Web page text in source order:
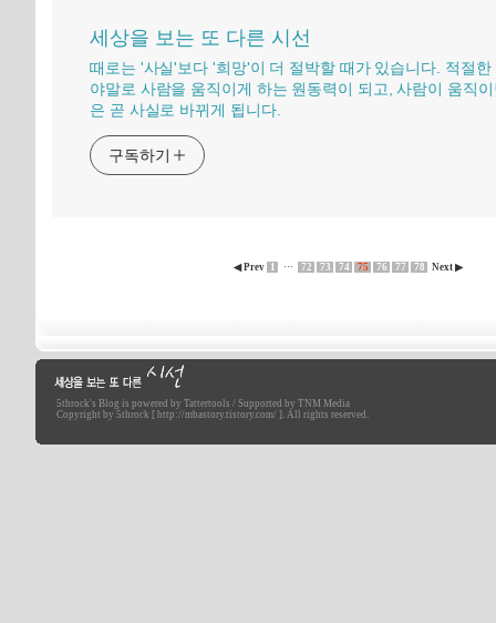
세상을 보는 또 다른 시선
때로는 '사실'보다 '희망'이 더 절박할 때가 있습니다. 적절한
야말로 사람을 움직이게 하는 원동력이 되고, 사람이 움직
은 곧 사실로 바뀌게 됩니다.
구독하기
◀ Prev 1 ··· 72 73 74 75 76 77 78 Next ▶
세상을 보는 또 다른 시선
5throck's Blog is powered by Tattertools / Supported by TNM Media
Copyright by 5throck [ http://mbastory.tistory.com/ ]. All rights reserved.